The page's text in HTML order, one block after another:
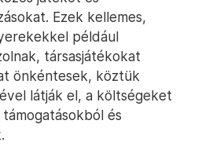
Ezek kellemes,
például
társasjátékokat
önkéntesek, köztük
látják el, a költségeket
és